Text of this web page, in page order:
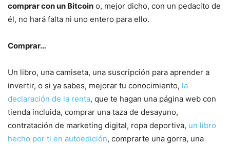
comprar con un Bitcoin o, mejor dicho, con un pedacito de
él, no hará falta ni uno entero para ello.
Comprar…
Un libro, una camiseta, una suscripción para aprender a
invertir, o si ya sabes, mejorar tu conocimiento, la
declaración de la renta, que te hagan una página web con
tienda incluida, comprar una taza de desayuno,
contratación de marketing digital, ropa deportiva, un libro
hecho por ti en autoedición, comprarte una gorra, una